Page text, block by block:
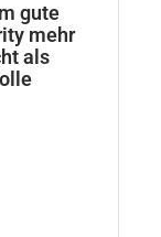
gute
mehr
als